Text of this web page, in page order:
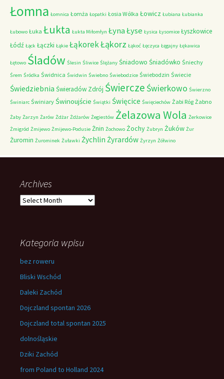
Łomna Łomnica Łomża Łopatki Łosia Wólka Łowicz Łubiana Łubianka
Łubowo Łuka Łukta Łukta Miłomłyn ŁynaŁyse Łysica Łysomice Łyszkowice
Łódź Łąck Łączki Łąkie ŁąkorekŁąkorz Łąkoć Łęczyca Łęgajny Łękawica
Łętowo Śladów Ślesin Śliwice Ślężany Śniadowo Śniadówko Śniechy
Śrem Śródka Świdnica Świdwin Świebno Świebodzice Świebodzin Świecie
Świedziebnia Świeradów Zdrój Świercze Świerkowo Świerzno
Świniarc Świniary Świnoujście Świątki Święcice Święciechów Żabi Róg Żabno
Żaby Żarzyn Żarów Żdżar Żdżarów Żegiestów Żelazowa Wola Żerkowice
Żmigród Żmijewo Żmijewo-Podusie Żnin Żochowo Żochy Żubryn Żuków Żur
Żuromin Żurominek Żuławki Żychlin Żyrardów Żyrzyn Żółwino
Archives
Archives
Kategoria wpisu
bez roweru
Bliski Wschód
Daleki Zachód
Dojczland spontan 2026
Dojczland total spontan 2025
dolnośląskie
Dziki Zachód
from Poland to Holland 2024